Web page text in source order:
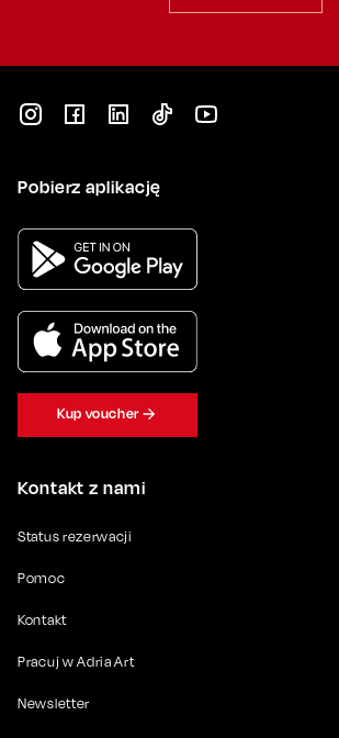
Kontakt z nami
Status rezerwacji
Pomoc
Kontakt
Pracuj w Adria Art
Newsletter
Pobierz aplikację
Kup voucher